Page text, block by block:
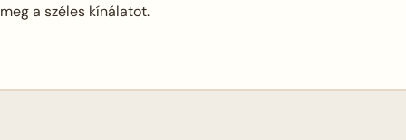
meg a széles kínálatot.